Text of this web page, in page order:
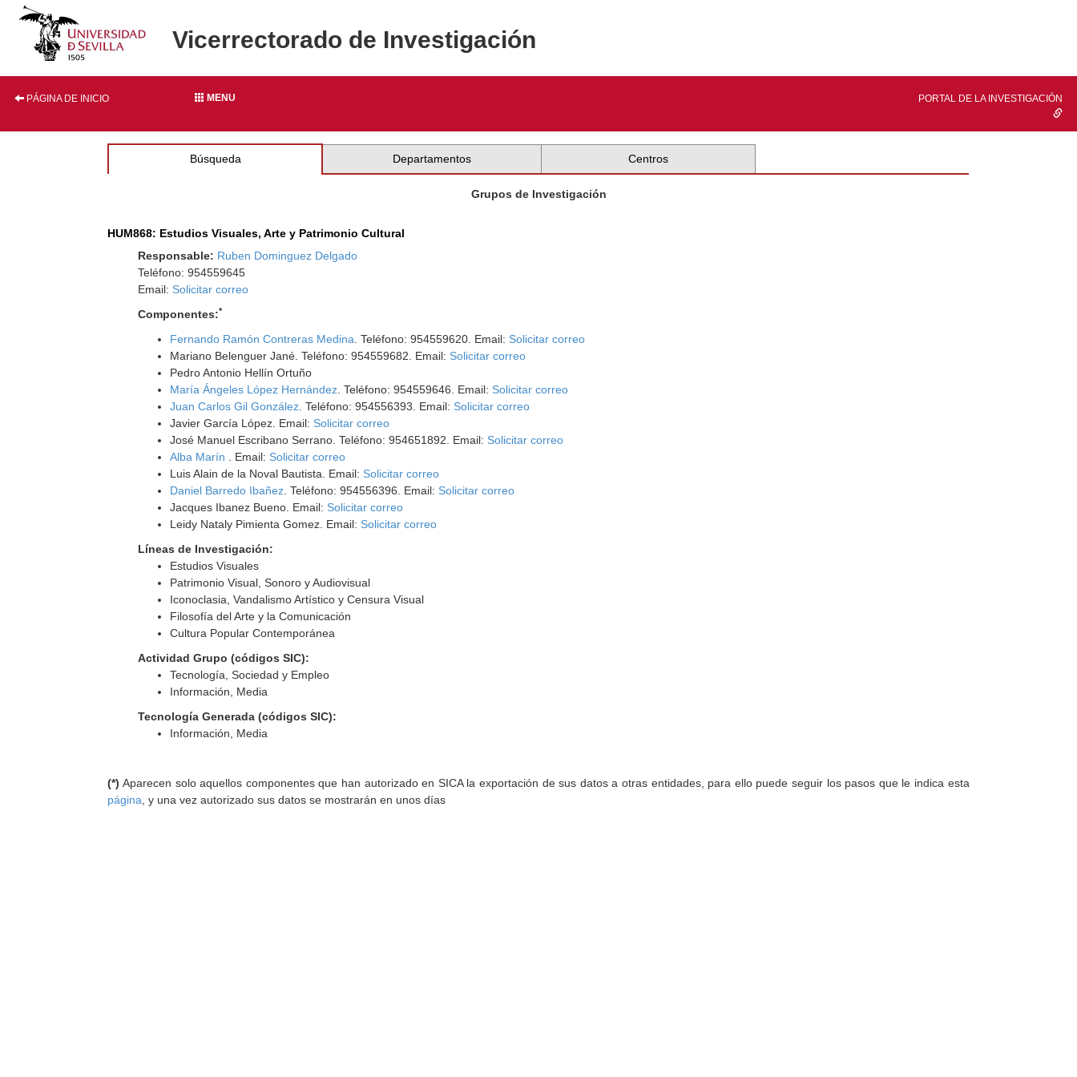
Vicerrectorado de Investigación
PÁGINA DE INICIO MENU PORTAL DE LA INVESTIGACIÓN
Búsqueda Departamentos Centros
Grupos de Investigación
HUM868: Estudios Visuales, Arte y Patrimonio Cultural
Responsable: Ruben Dominguez Delgado
Teléfono: 954559645
Email: Solicitar correo
Componentes:*
Fernando Ramón Contreras Medina . Teléfono: 954559620. Email: Solicitar correo
Mariano Belenguer Jané. Teléfono: 954559682. Email: Solicitar correo
Pedro Antonio Hellín Ortuño
María Ángeles López Hernández . Teléfono: 954559646. Email: Solicitar correo
Juan Carlos Gil González . Teléfono: 954556393. Email: Solicitar correo
Javier García López. Email: Solicitar correo
José Manuel Escribano Serrano. Teléfono: 954651892. Email: Solicitar correo
Alba Marín
. Email: Solicitar correo
Luis Alain de la Noval Bautista. Email: Solicitar correo
Daniel Barredo Ibañez . Teléfono: 954556396. Email: Solicitar correo
Jacques Ibanez Bueno. Email: Solicitar correo
Leidy Nataly Pimienta Gomez. Email: Solicitar correo
Líneas de Investigación:
Estudios Visuales
Patrimonio Visual, Sonoro y Audiovisual
Iconoclasia, Vandalismo Artístico y Censura Visual
Filosofía del Arte y la Comunicación
Cultura Popular Contemporánea
Actividad Grupo (códigos SIC):
Tecnología, Sociedad y Empleo
Información, Media
Tecnología Generada (códigos SIC):
Información, Media
(*) Aparecen solo aquellos componentes que han autorizado en SICA la exportación de sus datos a otras entidades, para ello puede seguir los pasos que le indica esta
página , y una vez autorizado sus datos se mostrarán en unos días